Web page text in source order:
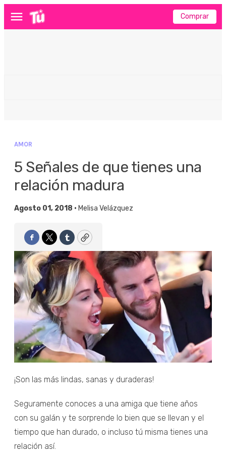
Menú Comprar
AMOR
5 Señales de que tienes una
relación madura
Agosto 01, 2018 • Melisa Velázquez
Facebook
TwitterTumblrCopy
¡Son las más lindas, sanas y duraderas!
Seguramente conoces a una amiga que tiene años
con su galán y te sorprende lo bien que se llevan y el
tiempo que han durado, o incluso tú misma tienes una
relación así.